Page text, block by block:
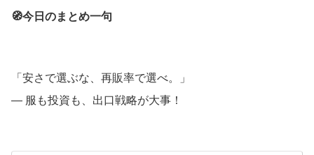
🧭今日のまとめ一句
「安さで選ぶな、再販率で選べ。」
— 服も投資も、出口戦略が大事！